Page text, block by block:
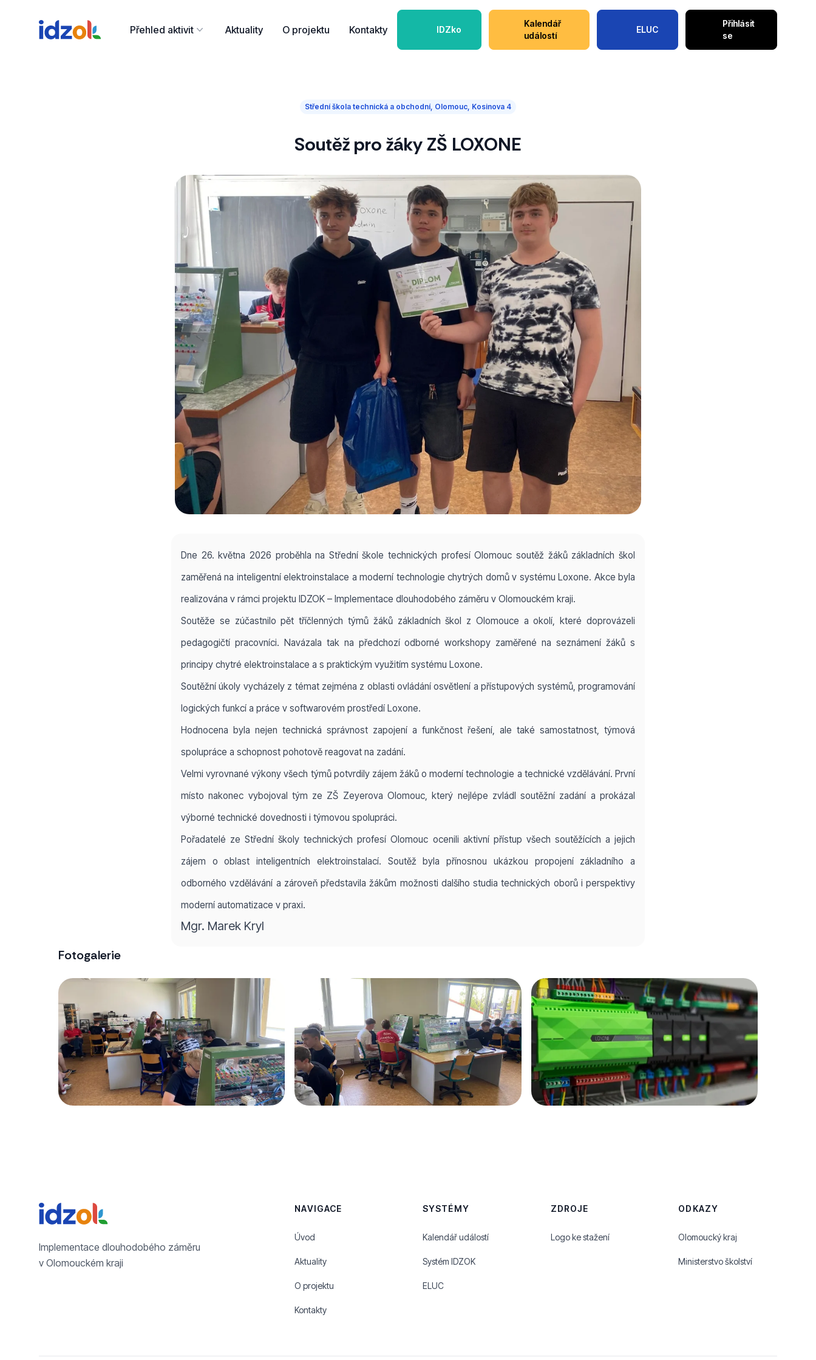
Přehled aktivit Aktuality O projektu Kontakty IDZko
Kalendář
událostí
ELUC
Přihlásit
se
Střední škola technická a obchodní, Olomouc, Kosinova 4
Soutěž pro žáky ZŠ LOXONE
Dne 26. května 2026 proběhla na Střední škole technických profesí Olomouc soutěž žáků základních škol
zaměřená na inteligentní elektroinstalace a moderní technologie chytrých domů v systému Loxone. Akce byla
realizována v rámci projektu IDZOK – Implementace dlouhodobého záměru v Olomouckém kraji.
Soutěže se zúčastnilo pět tříčlenných týmů žáků základních škol z Olomouce a okolí, které doprovázeli
pedagogičtí pracovníci. Navázala tak na předchozí odborné workshopy zaměřené na seznámení žáků s
principy chytré elektroinstalace a s praktickým využitím systému Loxone.
Soutěžní úkoly vycházely z témat zejména z oblasti ovládání osvětlení a přístupových systémů, programování
logických funkcí a práce v softwarovém prostředí Loxone.
Hodnocena byla nejen technická správnost zapojení a funkčnost řešení, ale také samostatnost, týmová
spolupráce a schopnost pohotově reagovat na zadání.
Velmi vyrovnané výkony všech týmů potvrdily zájem žáků o moderní technologie a technické vzdělávání. První
místo nakonec vybojoval tým ze ZŠ Zeyerova Olomouc, který nejlépe zvládl soutěžní zadání a prokázal
výborné technické dovednosti i týmovou spolupráci.
Pořadatelé ze Střední školy technických profesí Olomouc ocenili aktivní přístup všech soutěžících a jejich
zájem o oblast inteligentních elektroinstalací. Soutěž byla přínosnou ukázkou propojení základního a
odborného vzdělávání a zároveň představila žákům možnosti dalšího studia technických oborů i perspektivy
moderní automatizace v praxi.
Mgr. Marek Kryl
Fotogalerie
Implementace dlouhodobého záměru
v Olomouckém kraji
NAVIGACE
Úvod
Aktuality
O projektu
Kontakty
SYSTÉMY
Kalendář událostí
Systém IDZOK
ELUC
ZDROJE
Logo ke stažení
ODKAZY
Olomoucký kraj
Ministerstvo školství